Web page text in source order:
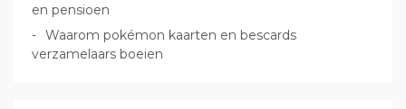
en pensioen
Waarom pokémon kaarten en bescards
verzamelaars boeien